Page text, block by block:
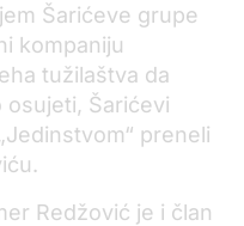
Šarićeve grupe
kompaniju
tužilaštva da
Šarićevi
preneli
Redžović je i član